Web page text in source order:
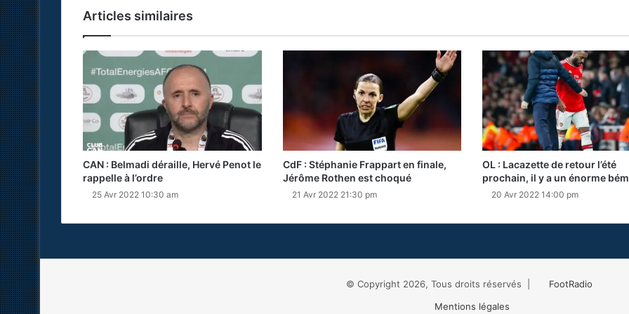
Articles similaires
CAN : Belmadi déraille, Hervé Penot le
rappelle à l’ordre
25 Avr 2022 10:30 am
CdF : Stéphanie Frappart en finale,
Jérôme Rothen est choqué
21 Avr 2022 21:30 pm
OL : Lacazette de retour l’été
prochain, il y a un énorme
20 Avr 2022 14:00 pm
© Copyright 2026, Tous droits réservés |
FootRadio
Mentions légales